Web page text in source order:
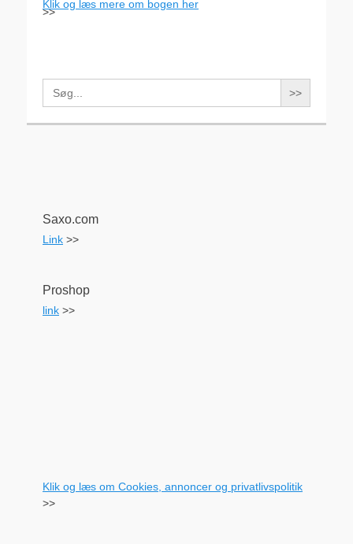
Klik og læs mere om bogen her
>>
Search
for:
Saxo.com
Link >>
Proshop
link >>
Klik og læs om Cookies, annoncer og privatlivspolitik
>>